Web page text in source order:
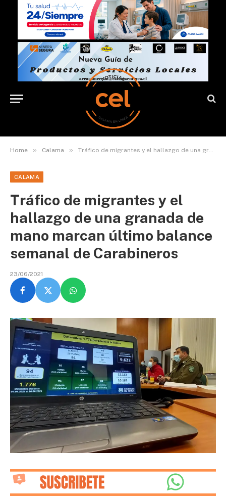
Home » Calama » Tráfico de migrantes y el hallazgo de una granada de mano marcan último balance semanal de Carabineros
CALAMA
Tráfico de migrantes y el
hallazgo de una granada de
mano marcan último balance
semanal de Carabineros
23/06/2021